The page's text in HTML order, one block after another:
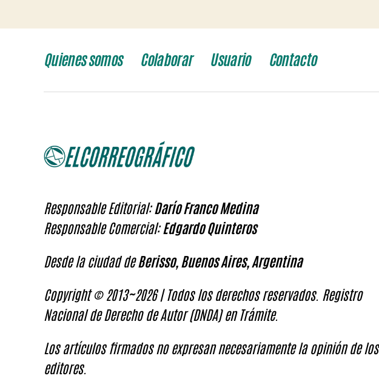
Quienes somos Colaborar Usuario Contacto
Responsable Editorial:Darío Franco Medina
Responsable Comercial:Edgardo Quinteros
Desde la ciudad deBerisso, Buenos Aires, Argentina
Copyright © 2013~2026 | Todos los derechos reservados. Registro
Nacional de Derecho de Autor (DNDA) en Trámite.
Los artículos firmados no expresan necesariamente la opinión de los
editores.